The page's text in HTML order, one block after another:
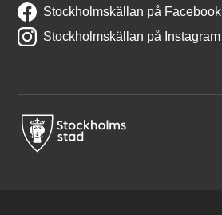
Stockholmskällan på Facebook
Stockholmskällan på Instagram